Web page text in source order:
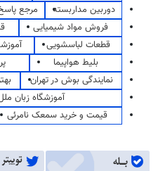
دوربین مداربسته
مرجع
فروش مواد شیمیایی
قطعات لباسشویی
بلیط هواپیما
نمایندگی بوش در تهران
آموزشگاه زبان
قیمت و خرید سمعک نامرئی